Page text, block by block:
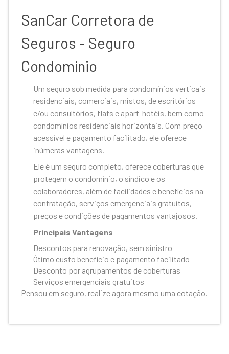
SanCar Corretora de
Seguros - Seguro
Condomínio
Um seguro sob medida para condomínios verticais
residenciais, comerciais, mistos, de escritórios
e/ou consultórios, flats e apart-hotéis, bem como
condomínios residenciais horizontais. Com preço
acessível e pagamento facilitado, ele oferece
inúmeras vantagens.
Ele é um seguro completo, oferece coberturas que
protegem o condomínio, o síndico e os
colaboradores, além de facilidades e benefícios na
contratação, serviços emergenciais gratuitos,
preços e condições de pagamentos vantajosos.
Principais Vantagens
Descontos para renovação, sem sinistro
Ótimo custo benefício e pagamento facilitado
Desconto por agrupamentos de coberturas
Serviços emergenciais gratuitos
Pensou em seguro, realize agora mesmo uma cotação.